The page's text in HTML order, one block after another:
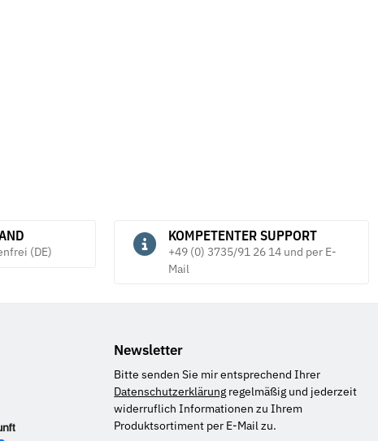
(DE)
KOMPETENTER SUPPORT
+49 (0) 3735/91 26 14 und per E-
Mail
Newsletter
Bitte senden Sie mir entsprechend Ihrer
Datenschutzerklärung regelmäßig und jederzeit
widerruflich Informationen zu Ihrem
Produktsortiment per E-Mail zu.